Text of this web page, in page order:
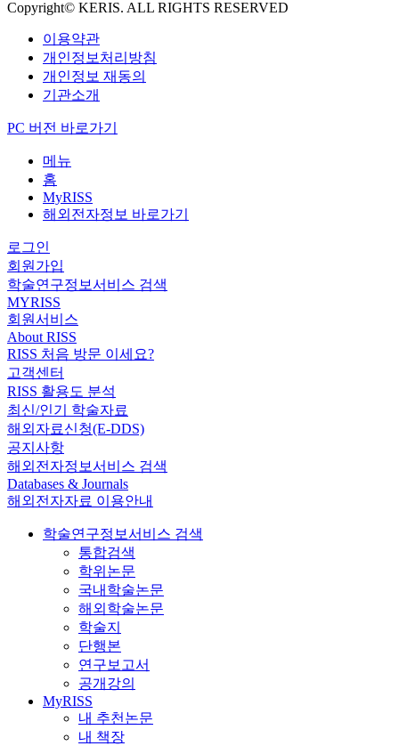
Copyright© KERIS. ALL RIGHTS RESERVED
이용약관
개인정보처리방침
개인정보 재동의
기관소개
PC 버전 바로가기
메뉴
홈
MyRISS
해외전자정보 바로가기
로그인
회원가입
학술연구정보서비스 검색
MYRISS
회원서비스
About RISS
RISS 처음 방문 이세요?
고객센터
RISS 활용도 분석
최신/인기 학술자료
해외자료신청(E-DDS)
공지사항
해외전자정보서비스 검색
Databases & Journals
해외전자자료 이용안내
학술연구정보서비스 검색
통합검색
학위논문
국내학술논문
해외학술논문
학술지
단행본
연구보고서
공개강의
MyRISS
내 추천논문
내 책장